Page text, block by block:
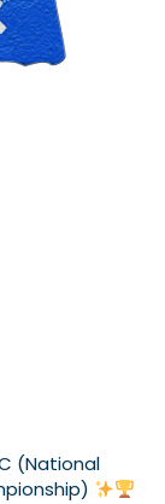
(National